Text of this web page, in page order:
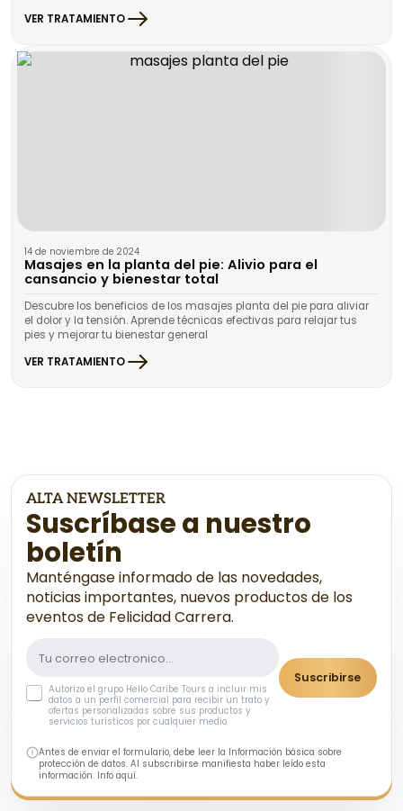
VER TRATAMIENTO
14 de noviembre de 2024
Masajes en la planta del pie: Alivio para el
cansancio y bienestar total
Descubre los beneficios de los masajes planta del pie para aliviar
el dolor y la tensión. Aprende técnicas efectivas para relajar tus
pies y mejorar tu bienestar general
VER TRATAMIENTO
ALTA NEWSLETTER
Suscríbase a nuestro
boletín
Manténgase informado de las novedades,
noticias importantes, nuevos productos de los
eventos de Felicidad Carrera.
Autorizo el grupo Hello Caribe Tours a incluir mis
datos a un perfil comercial para recibir un trato y
ofertas personalizadas sobre sus productos y
servicios turísticos por cualquier medio.
Suscribirse
Antes de enviar el formulario, debe leer la Información básica sobre
protección de datos. Al subscribirse manifiesta haber leído esta
información. Info aquí.